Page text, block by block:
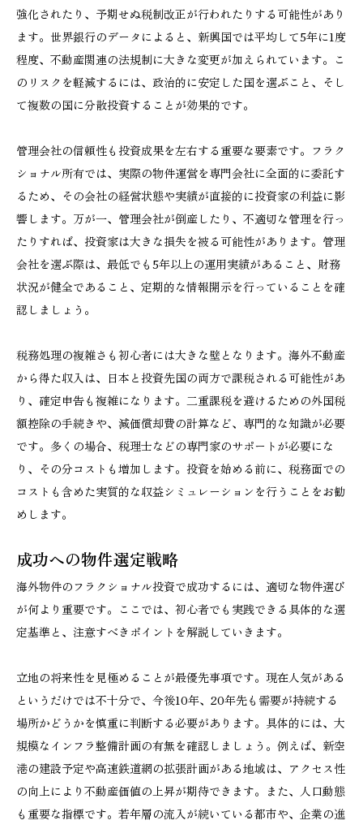
強化されたり、予期せぬ税制改正が行われたりする可能性があり
ます。世界銀行のデータによると、新興国では平均して5年に1度
程度、不動産関連の法規制に大きな変更が加えられています。こ
のリスクを軽減するには、政治的に安定した国を選ぶこと、そし
て複数の国に分散投資することが効果的です。
管理会社の信頼性も投資成果を左右する重要な要素です。フラク
ショナル所有では、実際の物件運営を専門会社に全面的に委託す
るため、その会社の経営状態や実績が直接的に投資家の利益に影
響します。万が一、管理会社が倒産したり、不適切な管理を行っ
たりすれば、投資家は大きな損失を被る可能性があります。管理
会社を選ぶ際は、最低でも5年以上の運用実績があること、財務
状況が健全であること、定期的な情報開示を行っていることを確
認しましょう。
税務処理の複雑さも初心者には大きな壁となります。海外不動産
から得た収入は、日本と投資先国の両方で課税される可能性があ
り、確定申告も複雑になります。二重課税を避けるための外国税
額控除の手続きや、減価償却費の計算など、専門的な知識が必要
です。多くの場合、税理士などの専門家のサポートが必要にな
り、その分コストも増加します。投資を始める前に、税務面での
コストも含めた実質的な収益シミュレーションを行うことをお勧
めします。
成功への物件選定戦略
海外物件のフラクショナル投資で成功するには、適切な物件選び
が何より重要です。ここでは、初心者でも実践できる具体的な選
定基準と、注意すべきポイントを解説していきます。
立地の将来性を見極めることが最優先事項です。現在人気がある
というだけでは不十分で、今後10年、20年先も需要が持続する
場所かどうかを慎重に判断する必要があります。具体的には、大
規模なインフラ整備計画の有無を確認しましょう。例えば、新空
港の建設予定や高速鉄道網の拡張計画がある地域は、アクセス性
の向上により不動産価値の上昇が期待できます。また、人口動態
も重要な指標です。若年層の流入が続いている都市や、企業の進